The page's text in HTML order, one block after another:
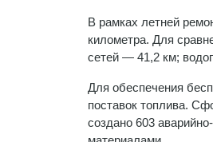
В рамках летней
километра. Для
сетей — 41,2 км;
Для обеспечения
поставок топлива.
создано 603